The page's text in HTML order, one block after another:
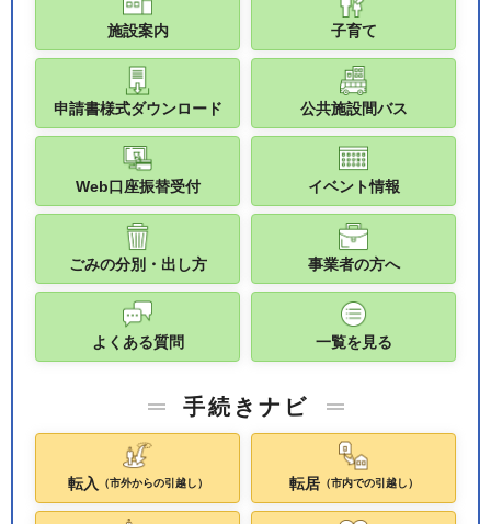
施設案内 子育て
申請書様式ダウンロード 公共施設間バス
Web口座振替受付 イベント情報
ごみの分別・出し方 事業者の方へ
よくある質問 一覧を見る
手続きナビ
転入 （市外からの引越し） 転居（市内での引越し）